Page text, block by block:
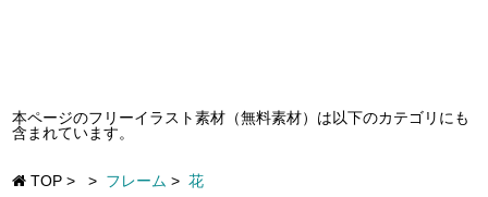
本ページのフリーイラスト素材（無料素材）は以下のカテゴリにも
含まれています。
TOP > > フレーム > 花